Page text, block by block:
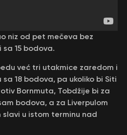
niz od pet mečeva bez
15 bodova.
već tri utakmice zaredom i
18 bodova, pa ukoliko bi Siti
Bornmuta, Tobdžije bi za
bodova, a za Liverpulom
u istom terminu nad